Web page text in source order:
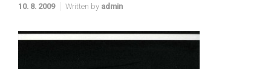
10. 8. 2009 Written by admin